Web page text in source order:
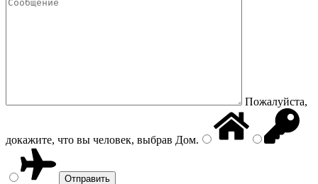
Пожалуйста,
докажите, что вы человек, выбрав Дом.